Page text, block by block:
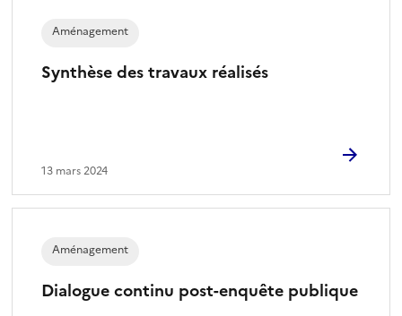
Synthèse des travaux réalisés
Aménagement
13 mars 2024
Dialogue continu post-enquête publique
Aménagement